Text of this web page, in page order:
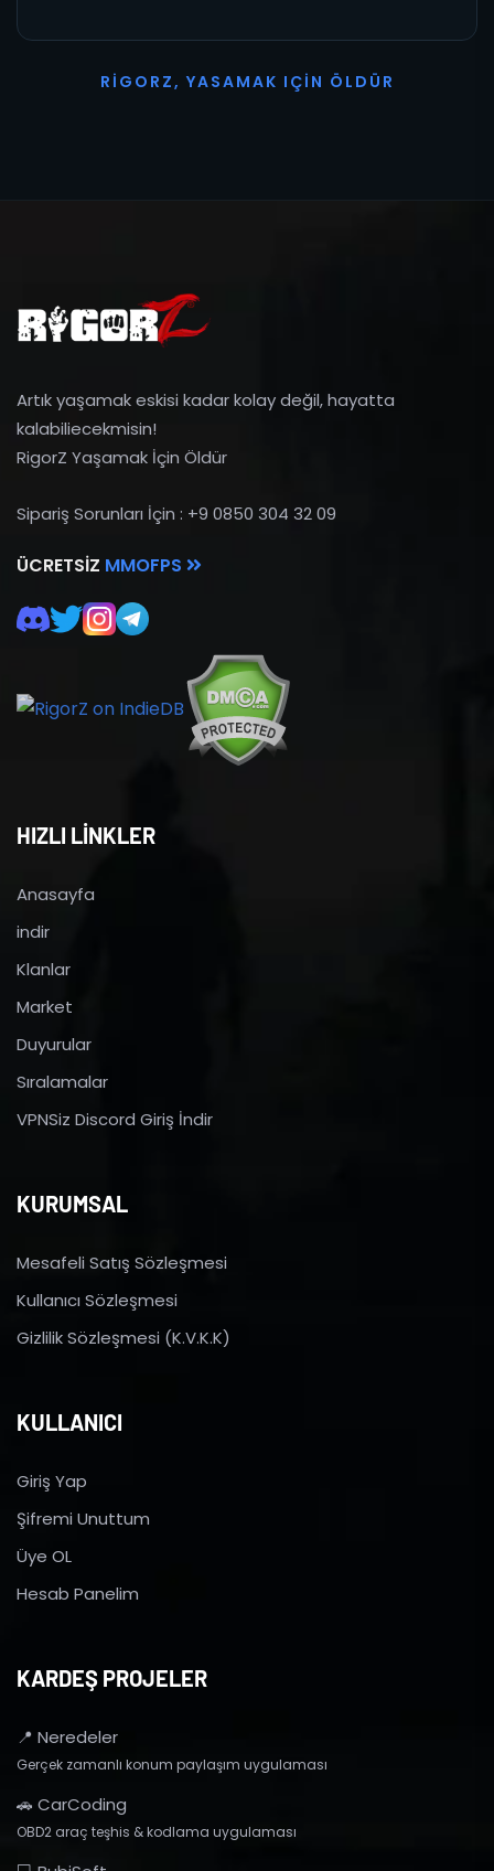
R I G O R Z, YASAMAK I ÇI N Ö L D Ü R
Artık yaşamak eskisi kadar kolay değil, hayatta
kalabiliecekmisin!
RigorZ Yaşamak İçin Öldür
Sipariş Sorunları İçin : +9 0850 304 32 09
ÜCRETSIZ MMOFPS
HIZLI LİNKLER
Anasayfa
indir
Klanlar
Market
Duyurular
Sıralamalar
VPNSiz Discord Giriş İndir
KURUMSAL
Mesafeli Satış Sözleşmesi
Kullanıcı Sözleşmesi
Gizlilik Sözleşmesi (K.V.K.K)
KULLANICI
Giriş Yap
Şifremi Unuttum
Üye OL
Hesab Panelim
KARDEŞ PROJELER
📍 Neredeler
Gerçek zamanlı konum paylaşım uygulaması
🚗 CarCoding
OBD2 araç teşhis & kodlama uygulaması